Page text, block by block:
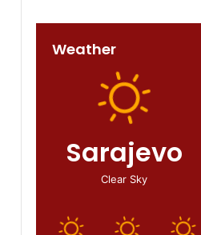
Weather
Sarajevo
Clear Sky